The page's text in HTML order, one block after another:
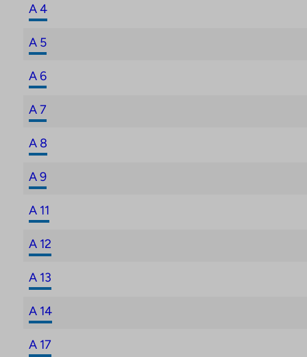
A 4
A 5
A 6
A 7
A 8
A 9
A 11
A 12
A 13
A 14
A 17